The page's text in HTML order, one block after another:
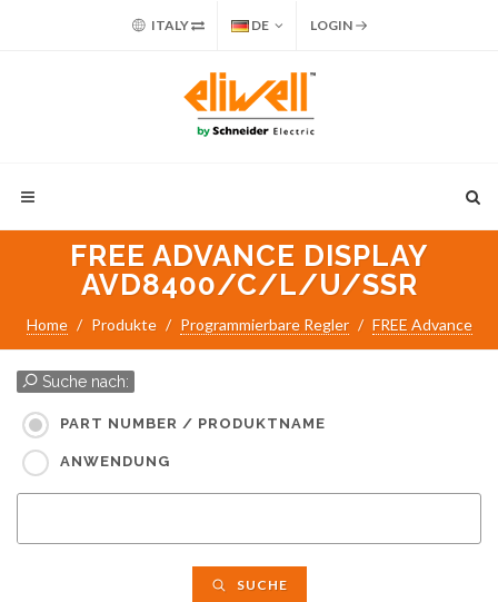
ITALY DE LOGIN
FREE ADVANCE DISPLAY
AVD8400/C/L/U/SSR
Home Produkte Programmierbare Regler FREE Advance
Suche nach:
PART NUMBER / PRODUKTNAME
ANWENDUNG
SUCHE